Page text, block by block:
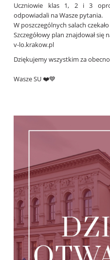
Uczniowie klas 1, 2 i 3
odpowiadali na Wasze pytania.
W poszczególnych salach
Szczegółowy plan znajdował się
v-lo.krakow.pl
Dziękujemy wszystkim za
Wasze SU ❤️💙